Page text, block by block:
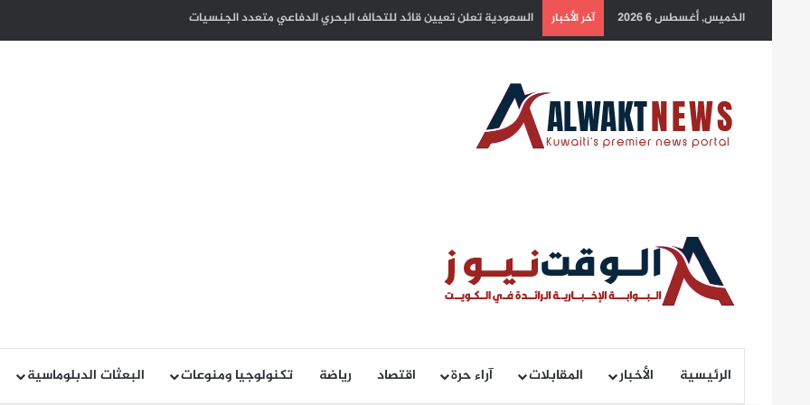
الخميس, أغسطس 6 2026 آخر الأخبار بلدية الكويت: التزام أصحاب الأعمال بترخيص أنشطتهم التجارية ضمان للاستدامة وحماية للاستثمارات
الرئيسية الأخبار المقابلات آراء حرة اقتصاد رياضة تكنولوجيا ومنوعات البعثات الدبلوماسية